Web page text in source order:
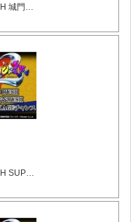
真･RUSH 一騎駆RUSH 城門突破演出
真･RUSH 真傾奇RUSH SUPER LINKAGEチャンス